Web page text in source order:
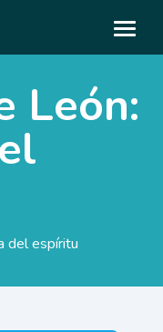
León:
del espíritu